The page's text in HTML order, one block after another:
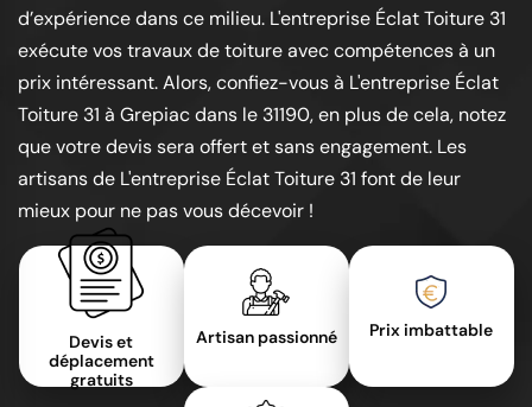
d’expérience dans ce milieu. L'entreprise Éclat Toiture 31
exécute vos travaux de toiture avec compétences à un
prix intéressant. Alors, confiez-vous à L'entreprise Éclat
Toiture 31 à Grepiac dans le 31190, en plus de cela, notez
que votre devis sera offert et sans engagement. Les
artisans de L'entreprise Éclat Toiture 31 font de leur
mieux pour ne pas vous décevoir !
Devis et
déplacement
gratuits
Artisan passionné Prix imbattable